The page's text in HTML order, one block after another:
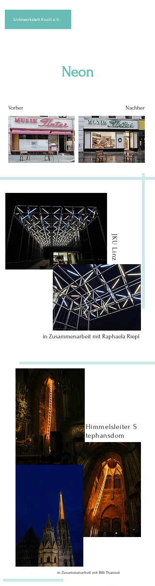
Lichtwerkstatt Knoll e.U.
Neon
Vorher Nachher
JKU Linz JKU Linz
in Zusammenarbeit mit Raphaela Riepl
Himmelsleiter Stephansdom Himmelsleiter S
tephansdom
in Zusammenarbeit mit Billi Thanner